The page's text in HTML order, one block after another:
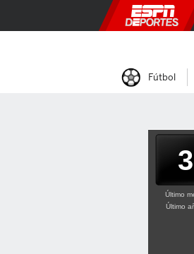
3
Último
Último
Fútbol